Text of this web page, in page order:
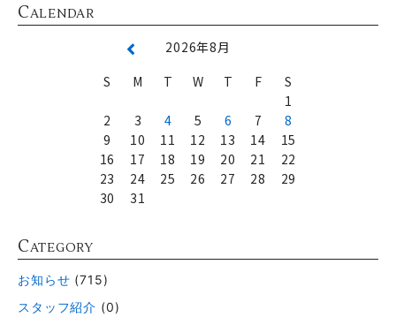
CALENDAR
2026年8月
S
M T W T F
S
1
2
3 4 5 6 7
8
9
10 11 12 13 14
15
16
17 18 19 20 21
22
23
24 25 26 27 28
29
30
31
CATEGORY
お知らせ (715)
スタッフ紹介 (0)